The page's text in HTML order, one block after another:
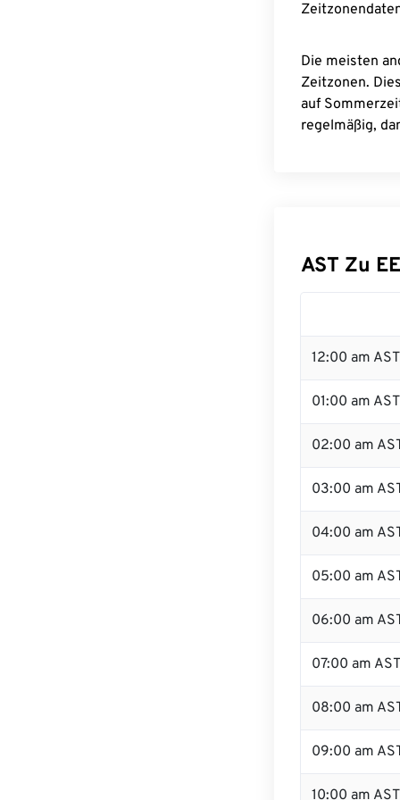
Die meisten
Zeitzonen.
auf
regelmäßig,
AST Zu
12:00 am
01:00 am AST
02:00 am
03:00 am
04:00 am
05:00 am
06:00 am
07:00 am AST
08:00 am
09:00 am
10:00 am AST